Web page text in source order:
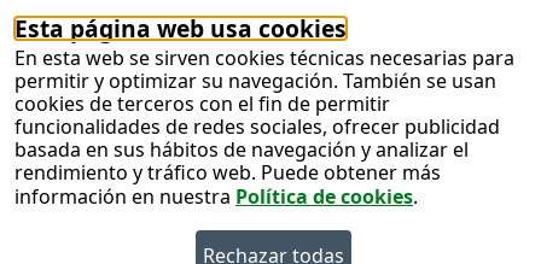
Esta página web usa cookies
En esta web se sirven cookies técnicas necesarias para
permitir y optimizar su navegación. También se usan
cookies de terceros con el fin de permitir
funcionalidades de redes sociales, ofrecer publicidad
basada en sus hábitos de navegación y analizar el
rendimiento y tráfico web. Puede obtener más
información en nuestra Política de cookies.